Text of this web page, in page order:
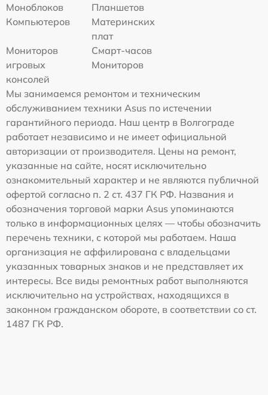
Моноблоков
Планшетов
Компьютеров
Материнских
плат
Мониторов
Смарт-часов
игровых
консолей
Мониторов
Мы занимаемся ремонтом и техническим
обслуживанием техники Asus по истечении
гарантийного периода. Наш центр в Волгограде
работает независимо и не имеет официальной
авторизации от производителя. Цены на ремонт,
указанные на сайте, носят исключительно
ознакомительный характер и не являются публичной
офертой согласно п. 2 ст. 437 ГК РФ. Названия и
обозначения торговой марки Asus упоминаются
только в информационных целях — чтобы обозначить
перечень техники, с которой мы работаем. Наша
организация не аффилирована с владельцами
указанных товарных знаков и не представляет их
интересы. Все виды ремонтных работ выполняются
исключительно на устройствах, находящихся в
законном гражданском обороте, в соответствии со ст.
1487 ГК РФ.